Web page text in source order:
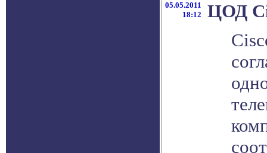
05.05.2011
18:12
ЦОД